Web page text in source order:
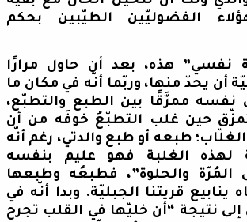
الفضوليّين الطيّبين بحكم
نفسي” هذه، بعد أن حاول مرارًا
أن يحدّ منها، وربّما أنّه في مكان ما
نفسه ممزَّقًا بين الطبع والتطبّع،
حين غلب التطبّعُ خوفَه من أن
طبعه أو طبع والدتي، رغم أنّه
لهذه الغلبة فهو عليم بنفسه
المُرّة والحلوة”، فطبعُه وطبعها
ينابيع قريتنا الجبليّة. وبدا أنّه في
نتيجة “أن خليّها في القلب تجرح